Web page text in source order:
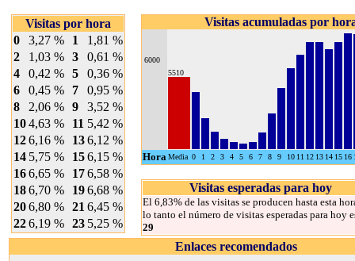
Visitas por hora
0
3,27 % 1
1,81 %
2
1,03 % 3
0,61 %
4
0,42 % 5
0,36 %
6
0,45 % 7
0,95 %
8
2,06 % 9
3,52 %
104,63 % 11 5,42 %
126,16 % 136,12 %
14 5,75 % 156,15 %
166,65 % 176,58 %
186,70 % 196,68 %
206,80 % 21 6,45 %
226,19 % 23 5,25 %
Visitas acumuladas por
6000
5510
HoraMedia 0 1 2 3 4 5 6 7 8 9 10 11 12 13 14 15 16
Visitas esperadas para hoy
El 6,83% de las visitas se producen hasta esta
lo tanto el número de visitas esperadas para hoy
29
Enlaces recomendados